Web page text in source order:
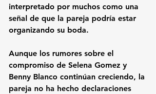
interpretado por muchos como una
señal de que la pareja podría estar
organizando su boda.
Aunque los rumores sobre el
compromiso de Selena Gomez y
Benny Blanco continúan creciendo, la
pareja no ha hecho declaraciones